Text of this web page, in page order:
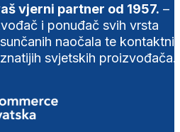
vjerni partner od 1957. –
i ponuđač svih vrsta
naočala te
svjetskih proizvođača.